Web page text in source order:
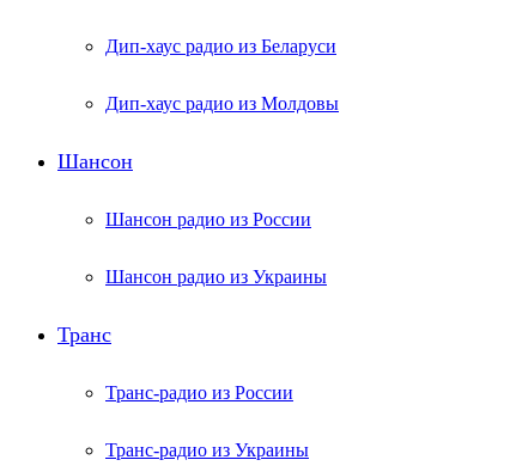
Дип-хаус радио из Беларуси
Дип-хаус радио из Молдовы
Шансон
Шансон радио из России
Шансон радио из Украины
Транс
Транс-радио из России
Транс-радио из Украины